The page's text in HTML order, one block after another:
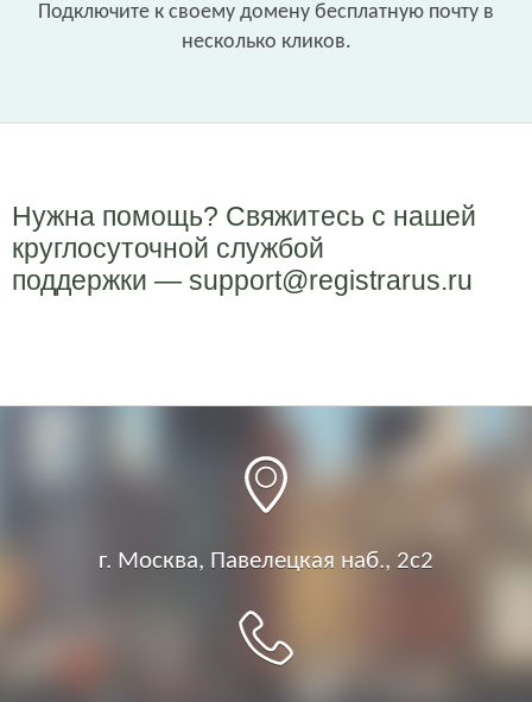
Подключите к своему домену бесплатную почту в
несколько кликов.
Нужна помощь? Свяжитесь с нашей
круглосуточной службой
поддержки — support@registrarus.ru
г. Москва, Павелецкая наб., 2c2